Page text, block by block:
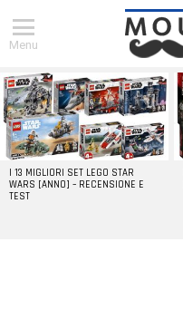
Menu
DERNIERS
ARTICLES
I 13 MIGLIORI SET LEGO STAR
WARS [ANNO] – RECENSIONE E
TEST